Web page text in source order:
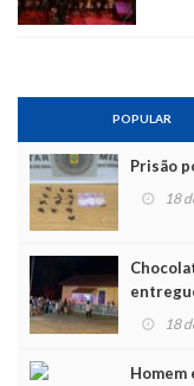
POPULAR
Prisão
18
Noel 18
Homem